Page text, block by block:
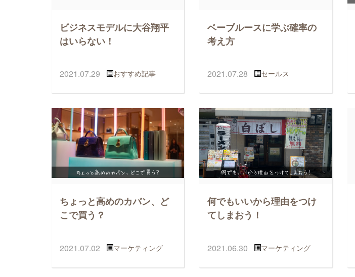
ビジネスモデルに大谷翔平
はいらない！
2021.07.29 おすすめ記事
ベーブルースに学ぶ確率の
考え方
2021.07.28 セールス
ちょっと高めのカバン、ど
こで買う？
2021.07.02 マーケティング
何でもいいから理由をつけ
てしまおう！
2021.06.30 マーケティング